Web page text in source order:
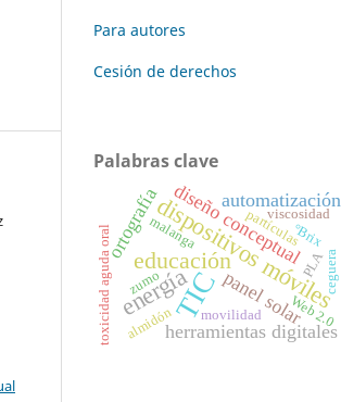
Para autores
Cesión de derechos
Palabras clave
TIC
energía
educación
dispositivos móviles
panel solar
diseño conceptual
automatización
herramientas digitales
ortografía partículas
toxicidad aguda oral movilidad
malanga
PLA
almidón
ceguera
zumo
viscosidad
°Brix
Web 2.0